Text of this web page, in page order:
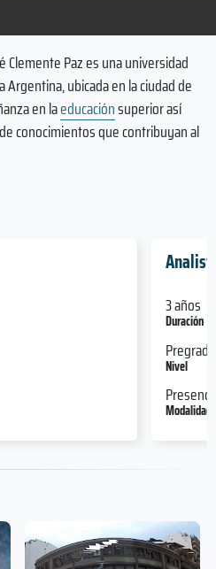
Clemente Paz es una universidad
Argentina, ubicada en la ciudad de
en laeducaciónsuperior así
conocimientos que contribuyan al
3 años
Duración
Pregrado
Nivel
Modalidad